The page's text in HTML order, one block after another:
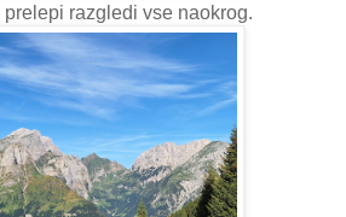
razgledi vse naokrog.